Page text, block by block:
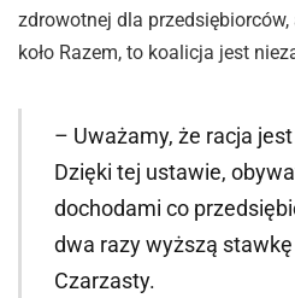
zdrowotnej dla przedsiębiorców,
koło Razem, to koalicja jest
– Uważamy, że racja
Dzięki tej ustawie,
dochodami co
dwa razy wyższą
Czarzasty.